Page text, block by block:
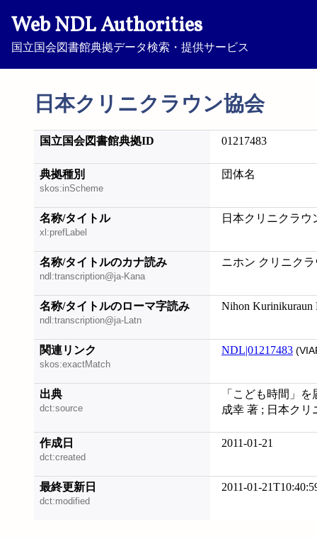
Web NDL Authorities
国立国会図書館典拠データ検索・提供サービス
日本クリニクラウン協会
国立国会図書館典拠ID 01217483
典拠種別
skos:inScheme
団体名
名称/タイトル
xl:prefLabel
日本クリニクラウ
名称/タイトルのカナ読み
ndl:transcription@ja-Kana
ニホン クリニク
名称/タイトルのローマ字読み
ndl:transcription@ja-Latn
Nihon Kurinikuraun
関連リンク
skos:exactMatch
NDL|01217483
出典
dct:source
「こども時間」
成幸 著 ; 日本ク
作成日
dct:created
2011-01-21
最終更新日
dct:modified
2011-01-